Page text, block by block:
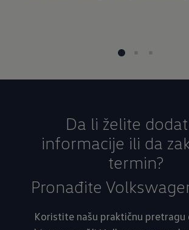
Da li želite
informacije ili da
termin?
Pronađite
Koristite našu praktičnu pretragu